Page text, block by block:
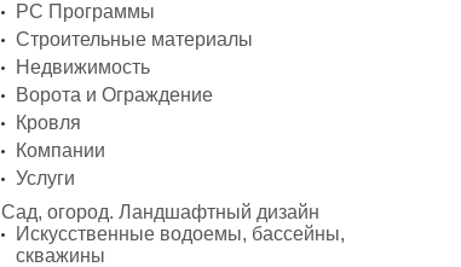
PC Программы
Строительные материалы
Недвижимость
Ворота и Ограждение
Кровля
Компании
Услуги
Сад, огород. Ландшафтный дизайн
Искусственные водоемы, бассейны,
скважины